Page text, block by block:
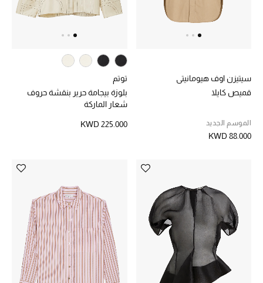
سيتيزن اوف هيومانيتي
قميص كايلا
الموسم الجديد
KWD 88.000
توتم
بلوزة بيجامة حرير بنقشة حروف
شعار الماركة
KWD 225.000